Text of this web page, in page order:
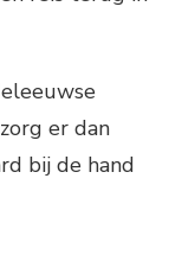
er dan
bij de hand